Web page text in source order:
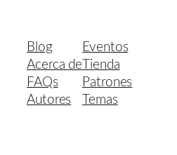
Blog
Acerca de
FAQs
Autores
Eventos
Tienda
Patrones
Temas